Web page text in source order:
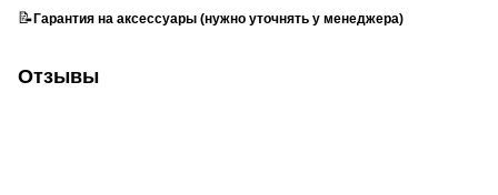
📝Гарантия на аксессуары (нужно уточнять у менеджера)
Отзывы